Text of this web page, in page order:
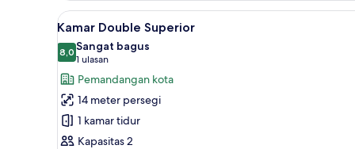
Lihat
semua
foto
untuk
Kamar
Double
Superior
Kamar Double Superior |
3
Kamar Double Superior
8,08,0 dari 10
Sangat bagus
1 ulasan
(1
ulasan)
Pemandangan kota
14 meter persegi
1 kamar tidur
Kapasitas 2